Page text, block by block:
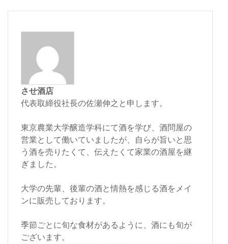
させ酒店
代表取締役社長の佐瀬伸之と申します。
東京農業大学醸造学科にて酒を学び、酒問屋の
営業として働いていましたが、自らが旨いと思
う酒を売りたくて、伝えたくて家業の酒屋を継
ぎました。
大学の先輩、後輩の酒と情熱を感じる酒をメイ
ンに販売しております。
季節ごとに旬な食材があるように、酒にも旬が
ございます。